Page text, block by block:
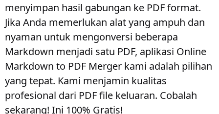
menyimpan hasil gabungan ke PDF format.
Jika Anda memerlukan alat yang ampuh dan
nyaman untuk mengonversi beberapa
Markdown menjadi satu PDF, aplikasi Online
Markdown to PDF Merger kami adalah pilihan
yang tepat. Kami menjamin kualitas
profesional dari PDF file keluaran. Cobalah
sekarang! Ini 100% Gratis!